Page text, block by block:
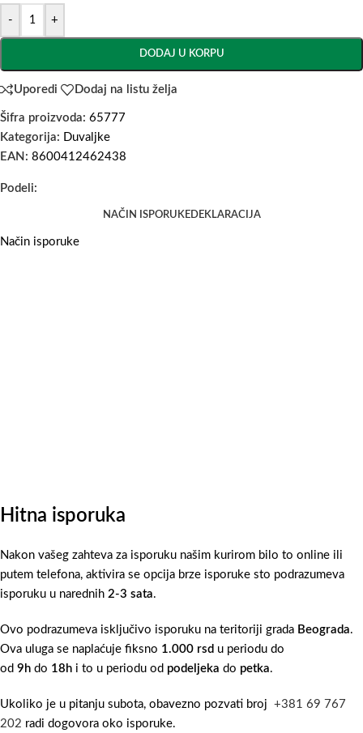
- +
DODAJ U KORPU
Uporedi Dodaj na listu želja
Šifra proizvoda: 65777
Kategorija: Duvaljke
EAN: 8600412462438
Podeli:
NAČIN ISPORUKEDEKLARACIJA
Način isporuke
Hitna isporuka
Nakon vašeg zahteva za isporuku našim kurirom bilo to online ili
putem telefona, aktivira se opcija brze isporuke sto podrazumeva
isporuku u narednih 2-3 sata.
Ovo podrazumeva isključivo isporuku na teritoriji grada Beograda.
Ova uluga se naplaćuje fiksno 1.000 rsd u periodu do
od 9h do 18h i to u periodu od podeljeka do petka.
Ukoliko je u pitanju subota, obavezno pozvati broj +381 69 767
202 radi dogovora oko isporuke.